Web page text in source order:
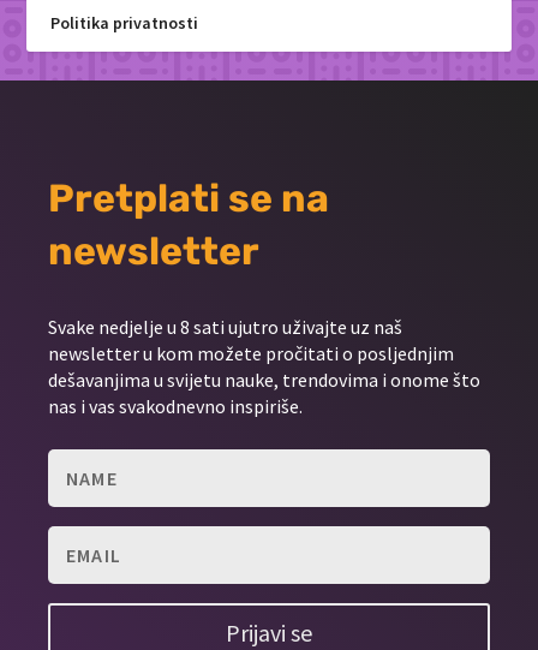
Politika privatnosti
Pretplati se na
newsletter
Svake nedjelje u 8 sati ujutro uživajte uz naš
newsletter u kom možete pročitati o posljednjim
dešavanjima u svijetu nauke, trendovima i onome što
nas i vas svakodnevno inspiriše.
Prijavi se